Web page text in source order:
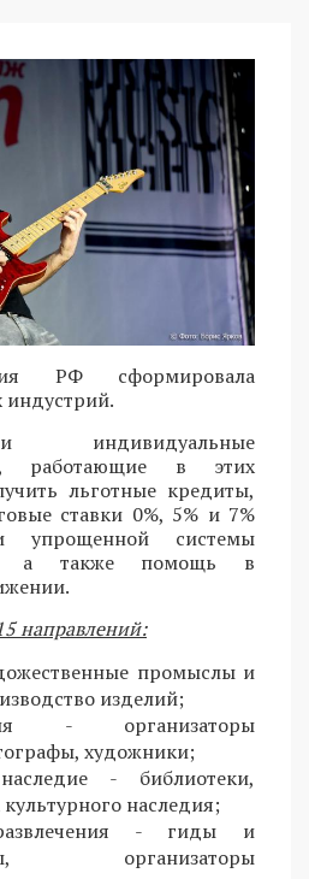
РФ сформировала
индустрий.
работающие в этих
льготные кредиты,
ставки 0%, 5% и 7%
упрощенной системы
а также помощь в
направлений:
промыслы и
изделий;
- организаторы
художники;
- библиотеки,
наследия;
- гиды и
организаторы